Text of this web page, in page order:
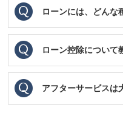
ローンには、どんな
ローン控除について
アフターサービスは